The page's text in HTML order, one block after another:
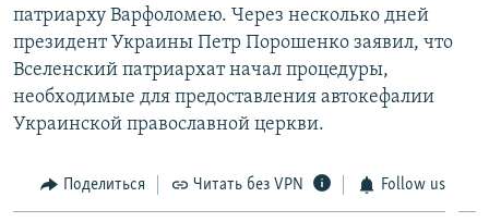
патриарху Варфоломею. Через несколько дней
президент Украины Петр Порошенко заявил, что
Вселенский патриархат начал процедуры,
необходимые для предоставления автокефалии
Украинской православной церкви.
Поделиться Читать без VPN Follow us